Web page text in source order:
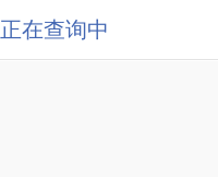
正在查询中